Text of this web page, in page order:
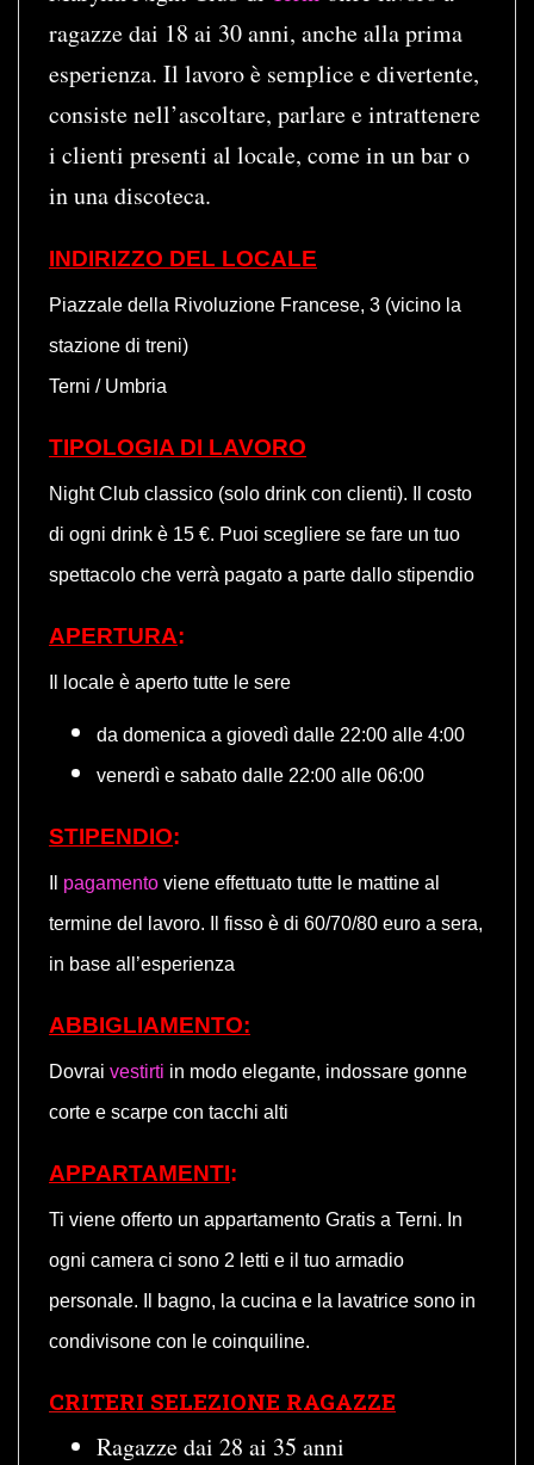
ragazze dai 18 ai 30 anni, anche alla prima
esperienza. Il lavoro è semplice e divertente,
consiste nell’ascoltare, parlare e intrattenere
i clienti presenti al locale, come in un bar o
in una discoteca.
INDIRIZZO DEL LOCALE
Piazzale della Rivoluzione Francese, 3 (vicino la
stazione di treni)
Terni / Umbria
TIPOLOGIA DI LAVORO
Night Club classico (solo drink con clienti). Il costo
di ogni drink è 15 €. Puoi scegliere se fare un tuo
spettacolo che verrà pagato a parte dallo stipendio
APERTURA:
Il locale è aperto tutte le sere
da domenica a giovedì dalle 22:00 alle 4:00
venerdì e sabato dalle 22:00 alle 06:00
STIPENDIO:
pagamento viene effettuato tutte le mattine al
termine del lavoro. Il fisso è di 60/70/80 euro a sera,
in base all’esperienza
ABBIGLIAMENTO:
Dovrai vestirti in modo elegante, indossare gonne
corte e scarpe con tacchi alti
APPARTAMENTI:
Ti viene offerto un appartamento Gratis a Terni. In
ogni camera ci sono 2 letti e il tuo armadio
personale. Il bagno, la cucina e la lavatrice sono in
condivisone con le coinquiline.
CRITERI SELEZIONE RAGAZZE
Ragazze dai 28 ai 35 anni